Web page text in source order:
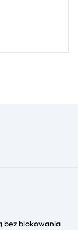
bez blokowania